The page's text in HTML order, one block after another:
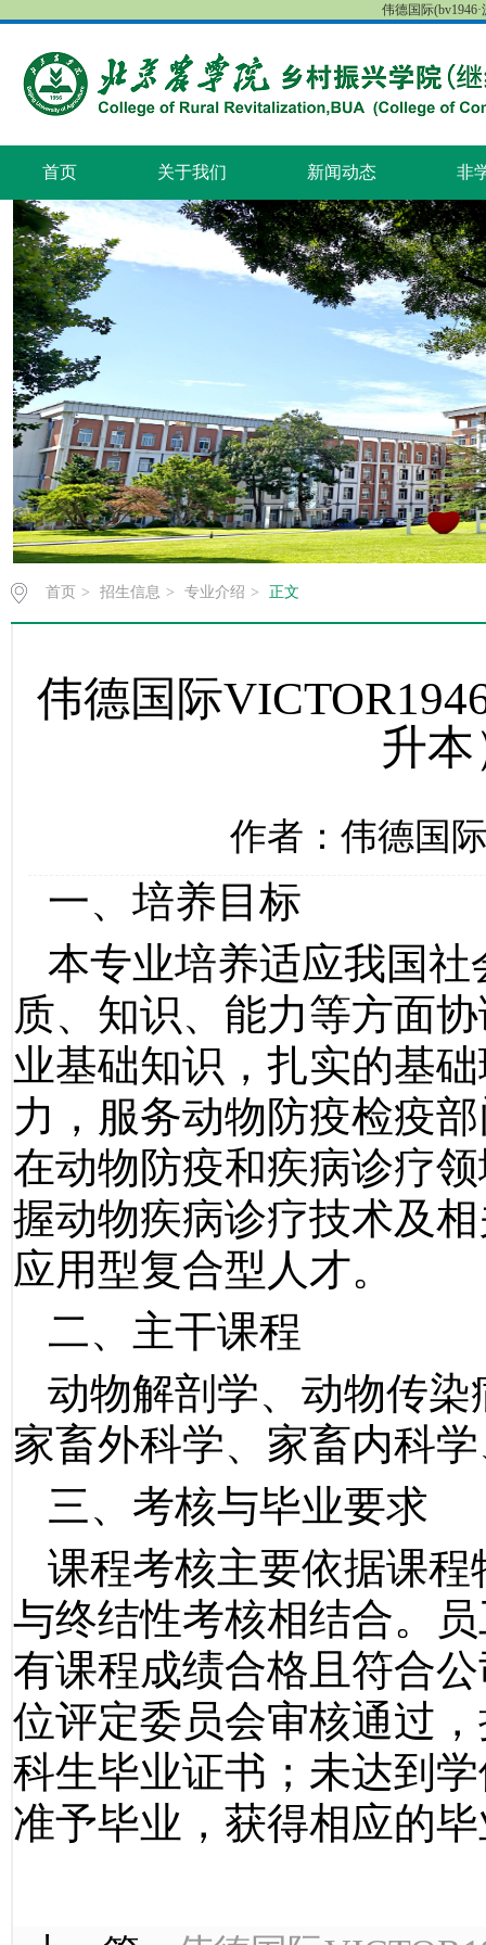
伟德国际
首页 关于我们 新闻动态 非
首页 > 招生信息 > 专业介绍 > 正文
伟德国际
升
作者：伟德国
一、培养目标
本专业培养适应我国
质、知识、能力等方面
业基础知识，扎实的基
力，服务动物防疫检疫
在动物防疫和疾病诊疗
握动物疾病诊疗技术及
应用型复合型人才。
二、主干课程
动物解剖学、动物传
家畜外科学、家畜内科
三、考核与毕业要求
课程考核主要依据课
与终结性考核相结合。
有课程成绩合格且符合
位评定委员会审核通过
科生毕业证书；未达到
准予毕业，获得相应的